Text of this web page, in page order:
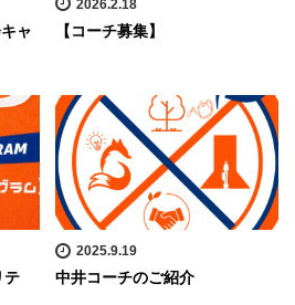
ャ
2026.2.18
【コーチ募集】
テ
2025.9.19
中井コーチのご紹介